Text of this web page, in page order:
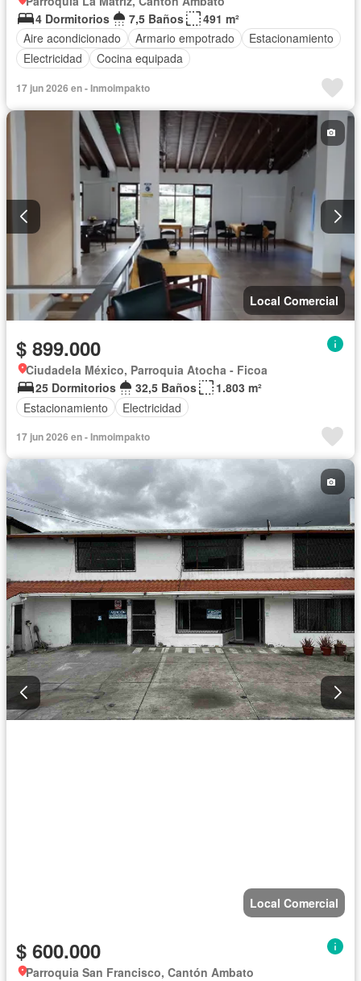
4 Dormitorios
7,5 Baños
491 m²
Aire acondicionado
Armario empotrado
Estacionamiento
Electricidad
Cocina equipada
17 jun 2026 en - Inmoimpakto
Local Comercial
$ 899.000
Ciudadela México, Parroquia Atocha - Ficoa
25 Dormitorios
32,5 Baños
1.803 m²
Estacionamiento
Electricidad
17 jun 2026 en - Inmoimpakto
Local Comercial
$ 600.000
Parroquia San Francisco, Cantón Ambato